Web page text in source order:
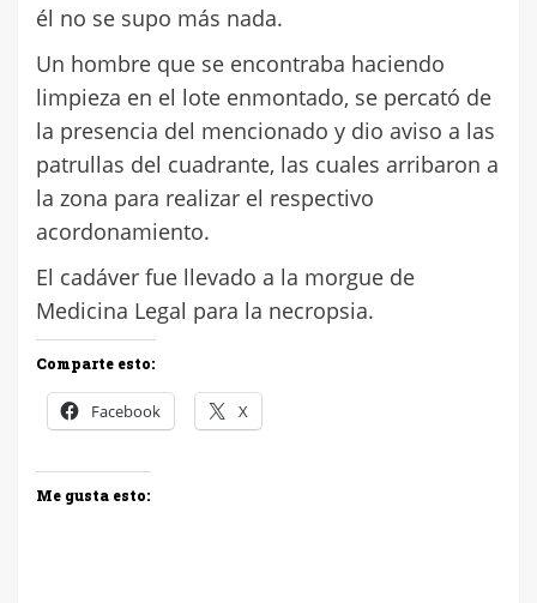
él no se supo más nada.
Un hombre que se encontraba haciendo
limpieza en el lote enmontado, se percató de
la presencia del mencionado y dio aviso a las
patrullas del cuadrante, las cuales arribaron a
la zona para realizar el respectivo
acordonamiento.
El cadáver fue llevado a la morgue de
Medicina Legal para la necropsia.
Comparte esto:
Facebook X
Me gusta esto: